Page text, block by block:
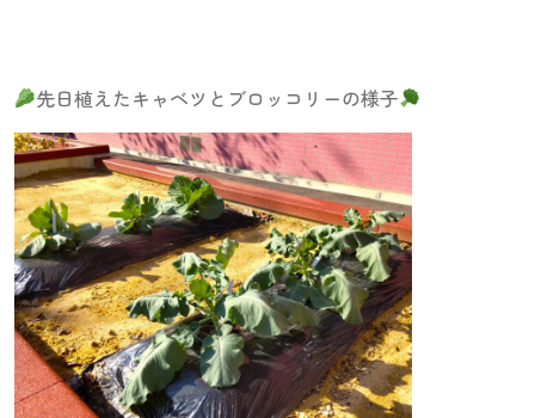
先日植えたキャベツとブロッコリーの様子